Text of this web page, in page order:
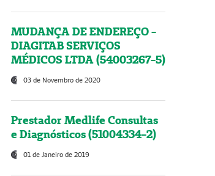
MUDANÇA DE ENDEREÇO -
DIAGITAB SERVIÇOS
MÉDICOS LTDA (54003267-5)
03 de Novembro de 2020
Prestador Medlife Consultas
e Diagnósticos (51004334-2)
01 de Janeiro de 2019